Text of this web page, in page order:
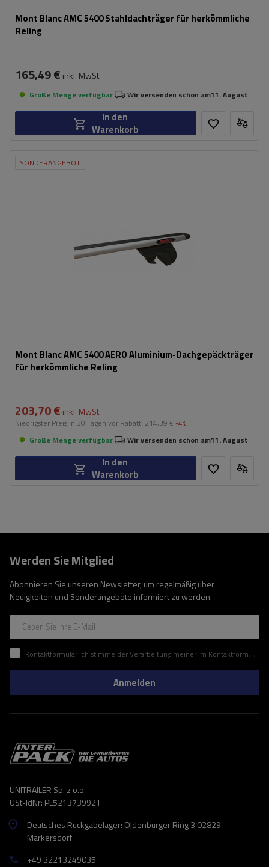
Mont Blanc AMC 5400 Stahldachträger für herkömmliche
Reling
165,49 € inkl. MwSt
Große Menge verfügbar Wir versenden schon am11. August
In den
Warenkorb
SONDERANGEBOT
Mont Blanc AMC 5400 AERO Aluminium-Dachgepäckträger
für herkömmliche Reling
203,70 € inkl. MwSt
Niedrigster Preis in 30 Tagen vor Rabatt: 214,39 € -4%
Große Menge verfügbar
Wir versenden schon am11. August
In den
Warenkorb
Werden Sie Mitglied
Abonnieren Sie unseren Newsletter, um regelmäßig über
Neuigkeiten und Sonderangebote informiert zu werden.
Geben Sie Ihre E-Mail
Kontaktformular Ich stimme der Verarbeitung meiner im Kontaktformular enthaltenen personenbezogenen Daten gemäß der Verordnung (EU) des Europäischen Parlaments und des Rates zu.
Anmelden
UNITRAILER Sp. z o.o.
USt-IdNr: PL5213739921
Deutsches Rückgabelager: Oldenburger Ring 3 02829
Markersdorf
+49 32213249035